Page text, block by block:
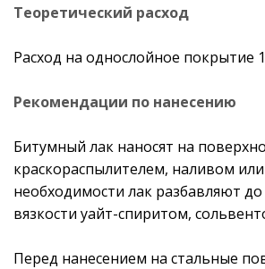
Теоретический расход
Расход на однослойное покрытие
Рекомендации по нанесению
Битумный лак наносят на
краскораспылителем, наливом
необходимости лак разбавляют
вязкости уайт-спиритом,
Перед нанесением на стальные